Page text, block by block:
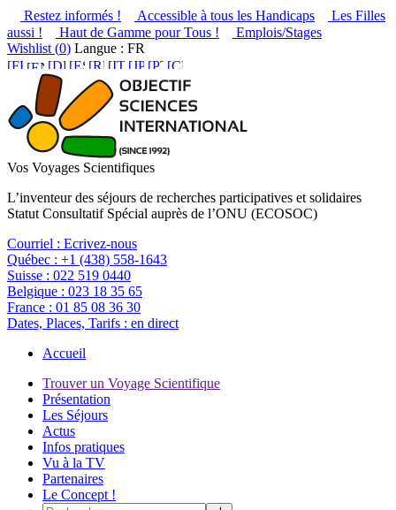
Restez informés ! Accessible à tous les Handicaps
Les Filles
aussi !
Haut de Gamme pour Tous !
Emplois/Stages
Wishlist (0) Langue : FR
Vos Voyages Scientifiques
L’inventeur des séjours de recherches participatives et solidaires
Statut Consultatif Spécial auprès de l’ONU (ECOSOC)
Courriel : Ecrivez-nous
Québec : +1 (438) 558-1643
Suisse : 022 519 0440
Belgique : 023 18 35 65
France : 01 85 08 36 30
Dates, Places, Tarifs : en direct
Accueil
Trouver un Voyage Scientifique
Présentation
Les Séjours
Actus
Infos pratiques
Vu à la TV
Partenaires
Le Concept !